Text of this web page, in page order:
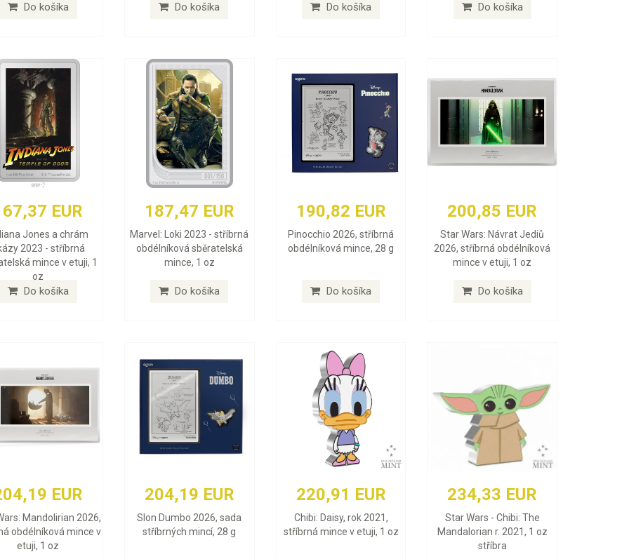
Do košíka Do košíka Do košíka Do košíka
EUR
Jones a chrám
2023 - stříbrná
mince v etuji, 1
oz
Do košíka
187,47 EUR
Marvel: Loki 2023 - stříbrná
obdélníková sběratelská
mince, 1 oz
Do košíka
190,82 EUR
Pinocchio 2026, stříbrná
obdélníková mince, 28 g
Do košíka
200,85 EUR
Star Wars: Návrat Jediů
2026, stříbrná obdélníková
mince v etuji, 1 oz
Do košíka
EUR
Mandolirian 2026,
obdélníková mince v
etuji, 1 oz
204,19 EUR
Slon Dumbo 2026, sada
stříbrných mincí, 28 g
220,91 EUR
Chibi: Daisy, rok 2021,
stříbrná mince v etuji, 1 oz
234,33 EUR
Star Wars - Chibi: The
Mandalorian r. 2021, 1 oz
stříbra